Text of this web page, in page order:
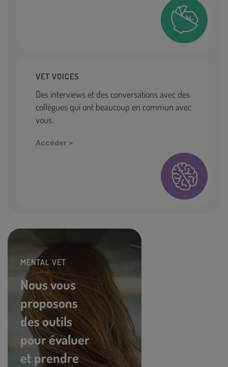
VET VOICES
Des interviews et des conversations avec des
collègues qui ont beaucoup en commun avec
vous.
Accéder >
MENTAL VET
Nous vous
proposons
des outils
pour évaluer
et prendre